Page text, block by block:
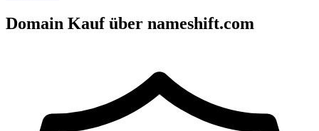
Domain Kauf über nameshift.com